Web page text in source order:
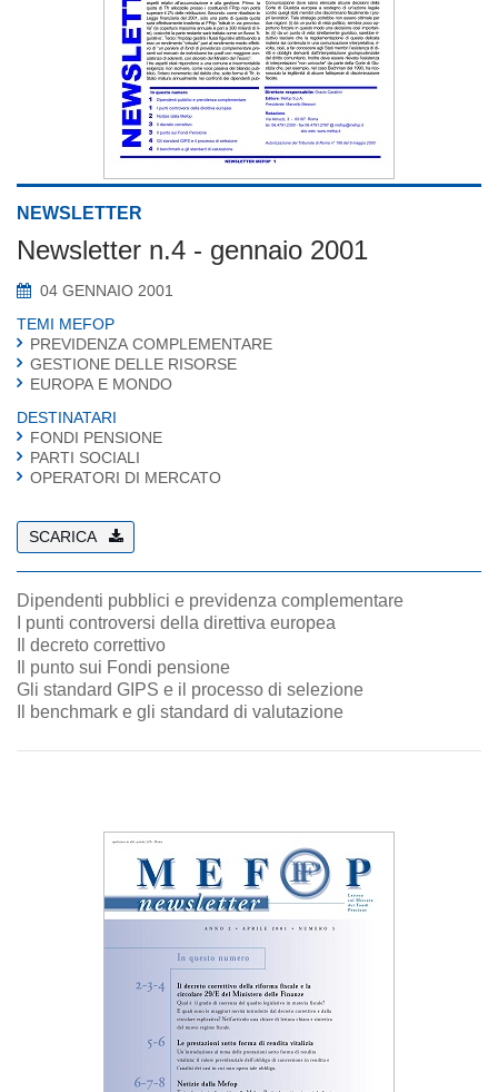
NEWSLETTER
Newsletter n.4 - gennaio 2001
04 GENNAIO 2001
TEMI MEFOP
PREVIDENZA COMPLEMENTARE
GESTIONE DELLE RISORSE
EUROPA E MONDO
DESTINATARI
FONDI PENSIONE
PARTI SOCIALI
OPERATORI DI MERCATO
SCARICA
Dipendenti pubblici e previdenza complementare
I punti controversi della direttiva europea
Il decreto correttivo
Il punto sui Fondi pensione
Gli standard GIPS e il processo di selezione
Il benchmark e gli standard di valutazione